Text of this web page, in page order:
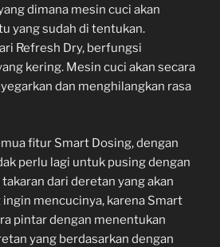
dimana mesin cuci akan
yang sudah di tentukan.
Refresh Dry, berfungsi
kering. Mesin cuci akan secara
dan menghilangkan rasa
fitur Smart Dosing, dengan
perlu lagi untuk pusing dengan
dari deretan yang akan
ingin mencucinya, karena Smart
pintar dengan menentukan
yang berdasarkan dengan